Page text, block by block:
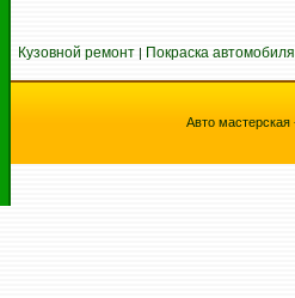
Кузовной ремонт | Покраска автомобиля
Авто